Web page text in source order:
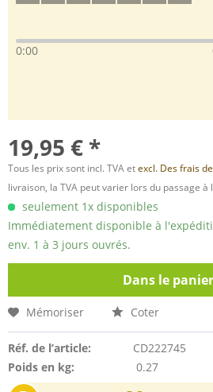
0:00
19,95 € *
Tous les prix sont incl. TVA etexcl. Des frais
livraison, la TVA peut varier lors du passage à
seulement 1x disponibles
Immédiatement disponible à
env. 1 à 3 jours ouvrés.
Dans le panier
Mémoriser Coter
Réf. de l’article:
CD222745
Poids en kg:
0.27